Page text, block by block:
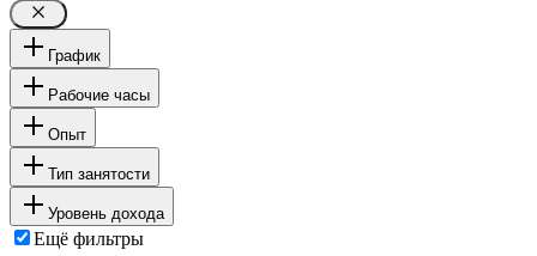
График
Рабочие часы
Опыт
Тип занятости
Уровень дохода
Ещё фильтры